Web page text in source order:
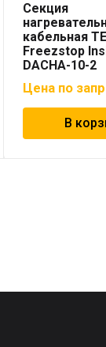
Секция
кабельная
Freezstop
DACHA-10-2
Цена по
В